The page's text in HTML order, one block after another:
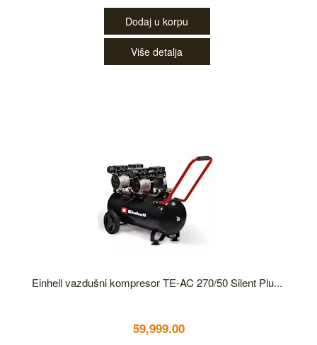
Dodaj u korpu
Više detalja
Einhell vazdušni kompresor TE-AC 270/50 Silent Plu...
59,999.00